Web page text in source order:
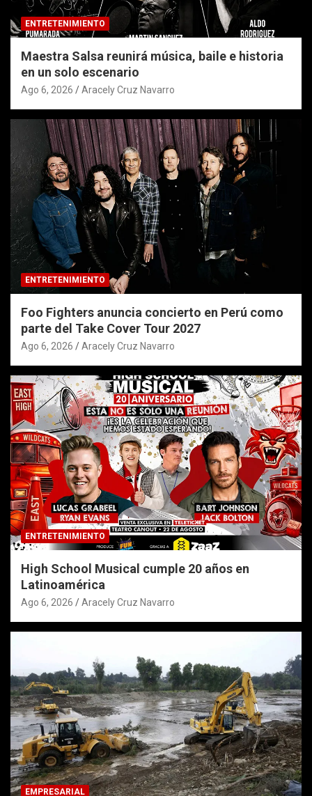
ENTRETENIMIENTO
Maestra Salsa reunirá música, baile e historia
en un solo escenario
Ago 6, 2026 Aracely Cruz Navarro
ENTRETENIMIENTO
Foo Fighters anuncia concierto en Perú como
parte del Take Cover Tour 2027
Ago 6, 2026 Aracely Cruz Navarro
ENTRETENIMIENTO
High School Musical cumple 20 años en
Latinoamérica
Ago 6, 2026 Aracely Cruz Navarro
EMPRESARIAL